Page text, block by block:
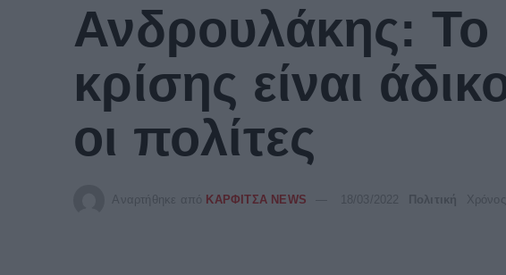
Ανδρουλάκης: Το
κρίσης είναι
οι πολίτες
Αναρτήθηκε από ΚΑΡΦΙΤΣΑ NEWS 18/03/2022 Πολιτική